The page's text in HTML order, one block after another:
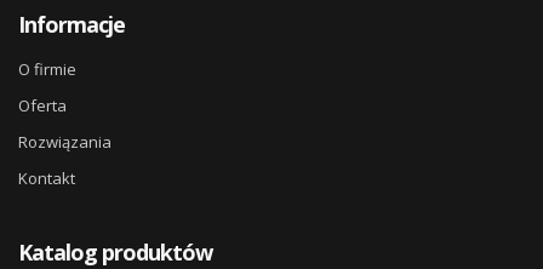
Informacje
O firmie
Oferta
Rozwiązania
Kontakt
Katalog produktów